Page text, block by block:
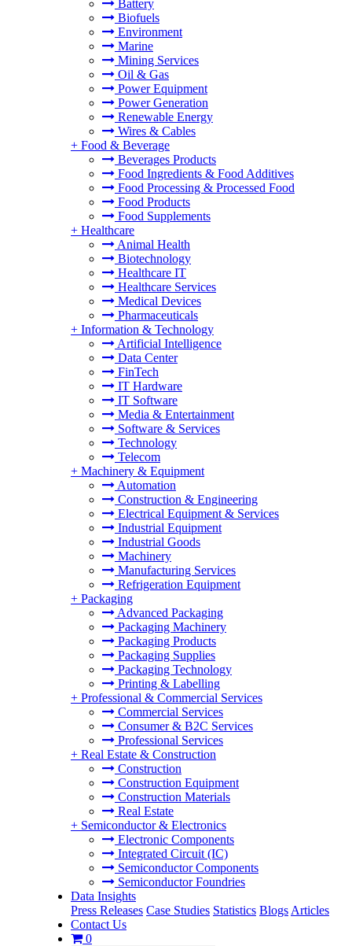
Battery
Biofuels
Environment
Marine
Mining Services
Oil & Gas
Power Equipment
Power Generation
Renewable Energy
Wires & Cables
+ Food & Beverage
Beverages Products
Food Ingredients & Food Additives
Food Processing & Processed Food
Food Products
Food Supplements
+ Healthcare
Animal Health
Biotechnology
Healthcare IT
Healthcare Services
Medical Devices
Pharmaceuticals
+ Information & Technology
Artificial Intelligence
Data Center
FinTech
IT Hardware
IT Software
Media & Entertainment
Software & Services
Technology
Telecom
+ Machinery & Equipment
Automation
Construction & Engineering
Electrical Equipment & Services
Industrial Equipment
Industrial Goods
Machinery
Manufacturing Services
Refrigeration Equipment
+ Packaging
Advanced Packaging
Packaging Machinery
Packaging Products
Packaging Supplies
Packaging Technology
Printing & Labelling
+ Professional & Commercial Services
Commercial Services
Consumer & B2C Services
Professional Services
+ Real Estate & Construction
Construction
Construction Equipment
Construction Materials
Real Estate
+ Semiconductor & Electronics
Electronic Components
Integrated Circuit (IC)
Semiconductor Components
Semiconductor Foundries
Data Insights
Press Releases Case Studies Statistics Blogs Articles
Contact Us
0